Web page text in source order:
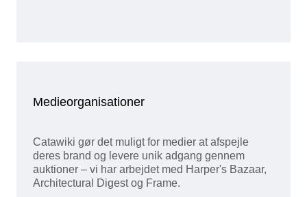
Medieorganisationer
Catawiki gør det muligt for medier at afspejle
deres brand og levere unik adgang gennem
auktioner – vi har arbejdet med Harper's Bazaar,
Architectural Digest og Frame.